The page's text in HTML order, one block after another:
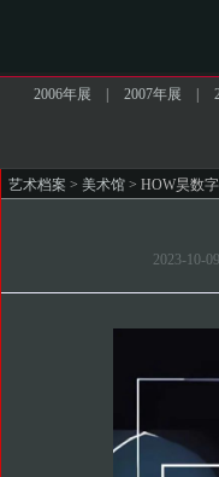
2006年展 2007年展
艺术档案 > 美术馆 > HOW昊数
2023-10-